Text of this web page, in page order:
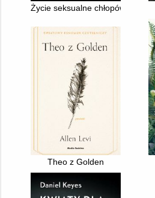
Życie seksualne chłopów
Theo z Golden